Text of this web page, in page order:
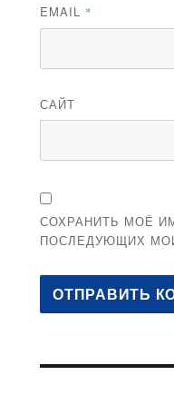
EMAIL *
САЙТ
СОХРАНИТЬ МОЁ
ПОСЛЕДУЮЩИХ